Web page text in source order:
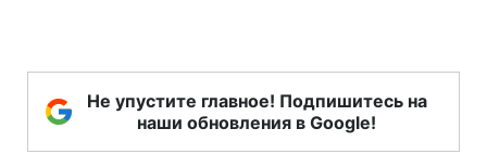
Не упустите главное! Подпишитесь на
наши обновления в Google!